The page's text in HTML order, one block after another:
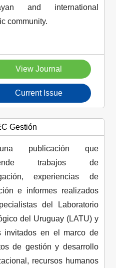
and international
community.
View Journal
Current Issue
Gestión
publicación que
trabajos de
experiencias de
e informes realizados
del Laboratorio
del Uruguay (LATU) y
invitados en el marco de
de gestión y desarrollo
recursos humanos